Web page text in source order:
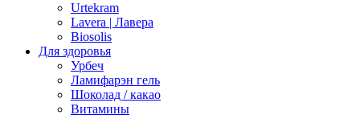
Urtekram
Lavera | Лавера
Biosolis
Для здоровья
Урбеч
Ламифарэн гель
Шоколад / какао
Витамины